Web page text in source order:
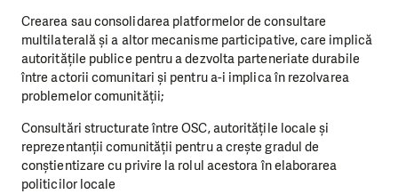
Crearea sau consolidarea platformelor de consultare
multilaterală și a altor mecanisme participative, care implică
autoritățile publice pentru a dezvolta parteneriate durabile
între actorii comunitari și pentru a-i implica în rezolvarea
problemelor comunității;
Consultări structurate între OSC, autoritățile locale și
reprezentanții comunității pentru a crește gradul de
conștientizare cu privire la rolul acestora în elaborarea
politicilor locale